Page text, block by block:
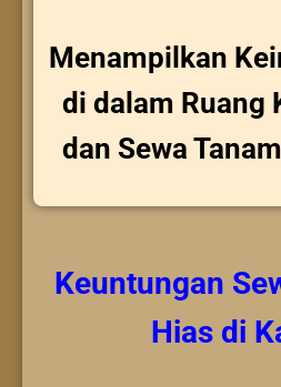
Menampilkan
di dalam Ruang
dan Sewa
Keuntungan
Hiasdi